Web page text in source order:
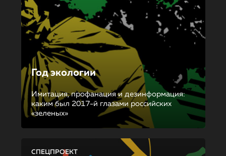
Год экологии
Имитация, профанация и дезинформация:
каким был 2017-й глазами российских
«зеленых»
СПЕЦПРОЕКТ